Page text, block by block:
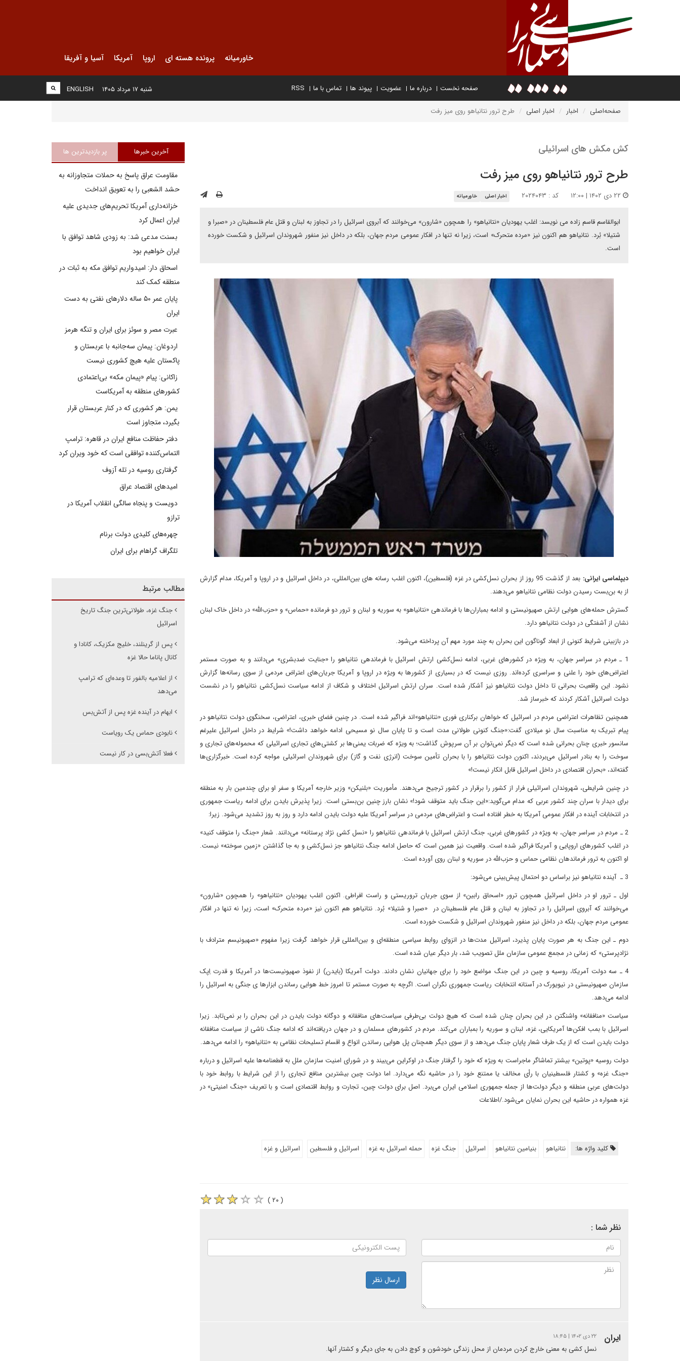
خاورمیانه پرونده هسته ای اروپا آمریکا آسیا و آفریقا
صفحه نخست درباره ما عضویت پیوند ها تماس با ما RSS
ENGLISH شنبه ۱۷ مرداد ۱۴۰۵
صفحه‌اصلی اخبار اخبار اصلی طرح ترور نتانیاهو روی میز رفت
کش مکش های اسرائیلی
طرح ترور نتانیاهو روی میز رفت
کد : ۲۰۲۴۰۴۳ اخبار اصلی خاورمیانه
ابوالقاسم قاسم زاده می نویسد: اغلب یهودیان «نتانیاهو» را همچون «شارون» می‌خوانند که آبروی اسرائیل را در تجاوز به لبنان و قتل عام فلسطینان در «صبرا و
شتیلا» بُرد. نتانیاهو هم اکنون نیز «مرده متحرک» است، زیرا نه تنها در افکار عمومی مردم جهان، بلکه در داخل نیز منفور شهروندان اسرائیل و شکست خورده
است.
دیپلماسی ایرانی:
بعد از گذشت 95 روز از بحران نسل‌کشی در غزه (فلسطین)، اکنون اغلب رسانه های بین‌المللی، در داخل اسرائیل و در اروپا و آمریکا، مدام گزارش
از به بن‌بست رسیدن دولت نظامی نتانیاهو می‌دهند.
گسترش حمله‌های هوایی ارتش صهیونیستی و ادامه بمباران‌ها با فرماندهی «نتانیاهو» به سوریه و لبنان و ترور دو فرمانده «حماس» و «حزب‌الله» در داخل خاک لبنان
نشان از آشفتگی در دولت نتانیاهو دارد.
در بازبینی شرایط کنونی از ابعاد گوناگون این بحران به چند مورد مهم آن پرداخته می‌شود.
1 ـ مردم در سراسر جهان، به ویژه در کشورهای غربی، ادامه نسل‌کشی ارتش اسرائیل با فرماندهی نتانیاهو را «جنایت ضدبشری» می‌دانند و به صورت مستمر
اعتراض‌های خود را علنی و سراسری کرده‌اند. روزی نیست که در بسیاری از کشورها به ویژه در اروپا و آمریکا جریان‌های اعتراض مردمی از سوی رسانه‌ها گزارش
نشود. این واقعیت بحرانی تا داخل دولت نتانیاهو نیز آشکار شده است. سران ارتش اسرائیل اختلاف و شکاف از ادامه سیاست نسل‌کشی نتانیاهو را در نشست
دولت اسرائیل آشکار کردند که خبرساز شد.
همچنین تظاهرات اعتراضی مردم در اسرائیل که خواهان برکناری فوری «نتانیاهو»‌اند فراگیر شده است. در چنین فضای خبری، اعتراضی، سخنگوی دولت نتانیاهو در
پیام تبریک به مناسبت سال نو میلادی گفت:«جنگ کنونی طولانی مدت است و تا پایان سال نو مسیحی ادامه خواهد داشت!» شرایط در داخل اسرائیل علیرغم
سانسور خبری چنان بحرانی شده است که دیگر نمی‌توان بر آن سرپوش گذاشت؛ به ویژه که ضربات یمنی‌ها بر کشتی‌های تجاری اسرائیلی که محموله‌های تجاری و
سوخت را به بنادر اسرائیل می‌بردند، اکنون دولت نتانیاهو را با بحران تأمین سوخت (انرژی نفت و گاز) برای شهروندان اسرائیلی مواجه کرده است. خبرگزاری‌ها
گفته‌اند، «بحران اقتصادی در داخل اسرائیل قابل انکار نیست!»
در چنین شرایطی، شهروندان اسرائیلی فرار از کشور را برقرار در کشور ترجیح می‌دهند. مأموریت «بلنیکن» وزیر خارجه آمریکا و سفر او برای چندمین بار به منطقه
برای دیدار با سران چند کشور عربی که مدام می‌گوید:«این جنگ باید متوقف شود!» نشان بارز چنین بن‌بستی است. زیرا پذیرش بایدن برای ادامه ریاست جمهوری
در انتخابات آینده در افکار عمومی آمریکا به خطر افتاده است و اعتراض‌های مردمی در سراسر آمریکا علیه دولت بایدن ادامه دارد و روز به روز تشدید می‌شود. زیرا:
2 ـ مردم در سراسر جهان، به ویژه در کشورهای غربی، جنگ ارتش اسرائیل با فرماندهی نتانیاهو را «نسل کشی نژاد پرستانه» می‌دانند. شعار «جنگ را متوقف کنید»
در اغلب کشورهای اروپایی و آمریکا فراگیر شده است. واقعیت نیز همین است که حاصل ادامه جنگ نتانیاهو جز نسل‌کشی و به جا گذاشتن «زمین سوخته» نیست.
او اکنون به ترور فرماندهان نظامی حماس و حزب‌الله در سوریه و لبنان روی آورده است.
3 ـ آینده نتانیاهو نیز براساس دو احتمال پیش‌بینی می‌شود:
اول ـ ترور او در داخل اسرائیل همچون ترور «اسحاق رابین» از سوی جریان تروریستی و راست افراطی. اکنون اغلب یهودیان «نتانیاهو» را همچون «شارون»
می‌خوانند که آبروی اسرائیل را در تجاوز به لبنان و قتل عام فلسطینان در «صبرا و شتیلا» بُرد. نتانیاهو هم اکنون نیز «مرده متحرک» است، زیرا نه تنها در افکار
عمومی مردم جهان، بلکه در داخل نیز منفور شهروندان اسرائیل و شکست خورده است.
دوم ـ این جنگ به هر صورت پایان پذیرد، اسرائیل مدت‌ها در انزوای روابط سیاسی منطقه‌ای و بین‌المللی قرار خواهد گرفت زیرا مفهوم «صهیونیسم مترادف با
نژادپرستی» که زمانی در مجمع عمومی سازمان ملل تصویب شد، بار دیگر عیان شده است.
4 ـ سه دولت آمریکا، روسیه و چین در این جنگ مواضع خود را برای جهانیان نشان دادند. دولت آمریکا (بایدن) از نفوذ صهیونیست‌ها در آمریکا و قدرت اِپک
سازمان صهیونیستی در نیویورک در آستانه انتخابات ریاست جمهوری نگران است. اگرچه به صورت مستمر تا امروز خط هوایی رساندن ابزارها ی جنگی به اسرائیل را
ادامه می‌دهد.
سیاست «منافقانه» واشنگتن در این بحران چنان شده است که هیچ دولت بی‌طرفی سیاست‌های منافقانه و دوگانه دولت بایدن در این بحران را بر نمی‌تابد. زیرا
اسرائیل با بمب افکن‌ها آمریکایی، غزه، لبنان و سوریه را بمباران می‌کند. مردم در کشورهای مسلمان و در جهان دریافته‌اند که ادامه جنگ ناشی از سیاست منافقانه
دولت بایدن است که از یک طرف شعار پایان جنگ می‌دهد و از سوی دیگر همچنان پل هوایی رساندن انواع و اقسام تسلیحات نظامی به «نتانیاهو» را ادامه می‌دهد.
دولت روسیه «پوتین» بیشتر تماشاگر ماجراست به ویژه که خود را گرفتار جنگ در اوکراین می‌بیند و در شورای امنیت سازمان ملل به قطعنامه‌ها علیه اسرائیل و درباره
«جنگ غزه» و کشتار فلسطینیان با رأی مخالف یا ممتنع خود را در حاشیه نگه می‌دارد. اما دولت چین بیشترین منافع تجاری را از این شرایط با روابط خود با
دولت‌های عربی منطقه و دیگر دولت‌ها از جمله جمهوری اسلامی ایران می‌برد. اصل برای دولت چین، تجارت و روابط اقتصادی است و با تعریف «جنگ امنیتی» در
غزه همواره در حاشیه این بحران نمایان می‌شود./اطلاعات
کلید واژه ها: نتانیاهو بنیامین نتانیاهو اسرائیل جنگ غزه حمله اسرائیل به غزه اسرائیل و فلسطین اسرائیل و غزه
( ۲۰ )
نظر شما :
ارسال نظر
ایران ۲۲ دی ۱۴۰۲ | ۱۸:۴۵
نسل کشی به معنی خارج کردن مردمان از محل زندگی خودشون و کوچ دادن به جای دیگر و کشتار آنها.
آخرین خبرها پر بازدیدترین ها
مقاومت عراق پاسخ به حملات متجاوزانه به
حشد الشعبی را به تعویق انداخت
خزانه‌داری آمریکا تحریم‌های جدیدی علیه
ایران اعمال کرد
بسنت مدعی شد: به زودی شاهد توافق با
ایران خواهیم بود
اسحاق دار: امیدواریم توافق مکه به ثبات در
منطقه کمک کند
پایان عمر ۵۰ ساله دلارهای نفتی به دست
ایران
عبرت مصر و سوئز برای ایران و تنگه هرمز
اردوغان: پیمان سه‌جانبه با عربستان و
پاکستان علیه هیچ کشوری نیست
زاکانی: پیام «پیمان مکه» بی‌اعتمادی
کشورهای منطقه به آمریکاست
یمن: هر کشوری که در کنار عربستان قرار
بگیرد، متجاوز است
دفتر حفاظت منافع ایران در قاهره: ترامپ
التماس‌کننده توافقی است که خود ویران کرد
گرفتاری روسیه در تله آزوف
امیدهای اقتصاد عراق
دویست و پنجاه سالگی انقلاب آمریکا در
ترازو
چهره‌های کلیدی دولت برنام
تلگراف گراهام برای ایران
مطالب مرتبط
جنگ غزه، طولانی‌ترین جنگ تاریخ
اسرائیل
پس از گرینلند، خلیج مکزیک، کانادا و
کانال پاناما حالا غزه
از اعلامیه بالفور تا وعده‌ای که ترامپ
می‌دهد
ابهام در آینده غزه پس از آتش‌بس
نابودی حماس یک رویاست
فعلا آتش‌بسی در کار نیست